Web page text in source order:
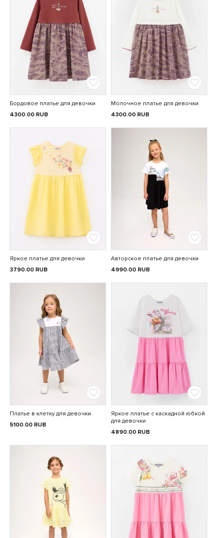
Бордовое платье для девочки
4300.00 RUB
Молочное платье для девочки
4300.00 RUB
Яркое платье для девочки
3790.00 RUB
Авторское платье для девочки
4990.00 RUB
Платье в клетку для девочки
5100.00 RUB
Яркое платье с каскадной юбкой
для девочки
4890.00 RUB